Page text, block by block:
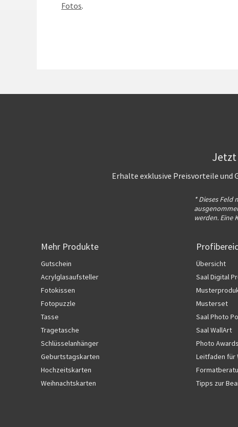
Fotos.
Jetzt
Erhalte exklusive Preisvorteile und
* Dieses Feld
werden. Eine
Mehr Produkte
Gutschein
Acrylglasaufsteller
Fotokissen
Fotopuzzle
Tasse
Tragetasche
Schlüsselanhänger
Geburtstagskarten
Hochzeitskarten
Weihnachtskarten
Übersicht
Saal Digital
Musterset
Saal Photo
Saal WallArt
Photo Awards
Leitfaden für
Tipps zur